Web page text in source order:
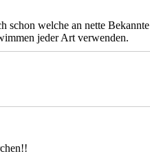
schon welche an nette Bekannte
jeder Art verwenden.